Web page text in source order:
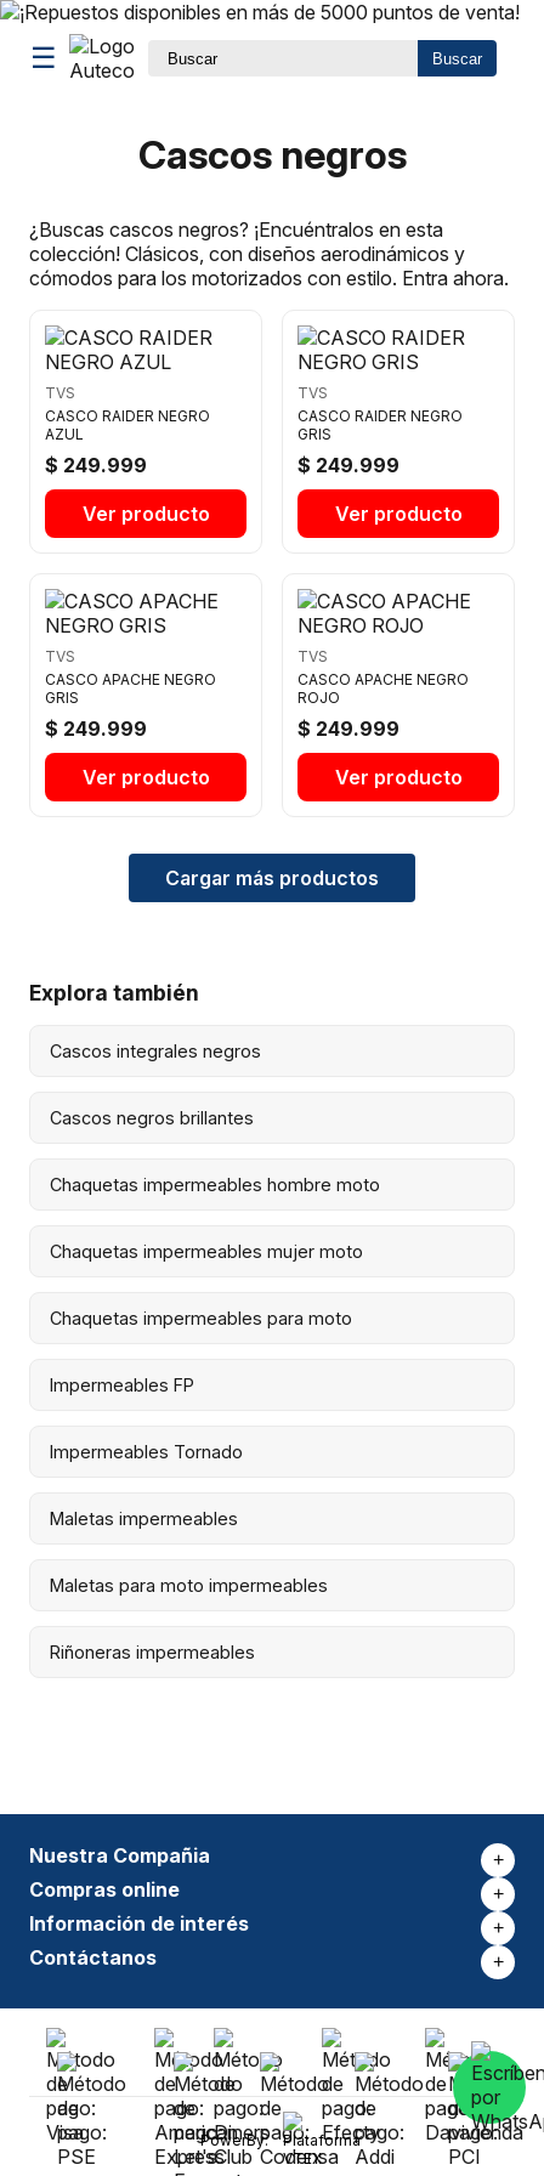
☰ Buscar
Cascos negros
¿Buscas cascos negros? ¡Encuéntralos en esta
colección! Clásicos, con diseños aerodinámicos y
cómodos para los motorizados con estilo. Entra ahora.
TVS
CASCO RAIDER NEGRO
AZUL
$ 249.999
Ver producto
TVS
CASCO RAIDER NEGRO
GRIS
$ 249.999
Ver producto
TVS
CASCO APACHE NEGRO
GRIS
$ 249.999
Ver producto
TVS
CASCO APACHE NEGRO
ROJO
$ 249.999
Ver producto
Cargar más productos
Explora también
Cascos integrales negros
Cascos negros brillantes
Chaquetas impermeables hombre moto
Chaquetas impermeables mujer moto
Chaquetas impermeables para moto
Impermeables FP
Impermeables Tornado
Maletas impermeables
Maletas para moto impermeables
Riñoneras impermeables
Nuestra Compañia +
Compras online +
Información de interés +
Contáctanos +
PowerBy: